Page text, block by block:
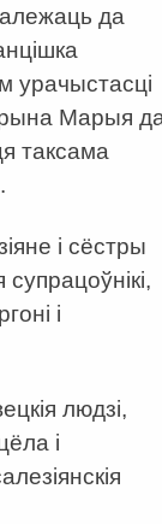
да
урачыстасці
Марыя
таксама
і сёстры
супрацоўнікі,
і
людзі,
і